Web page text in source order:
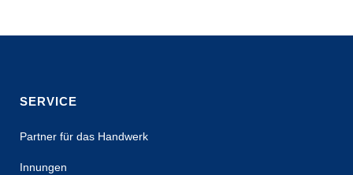
SERVICE
Partner für das Handwerk
Innungen